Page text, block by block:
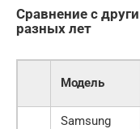
Сравнение с
разных лет
Модель
Samsung